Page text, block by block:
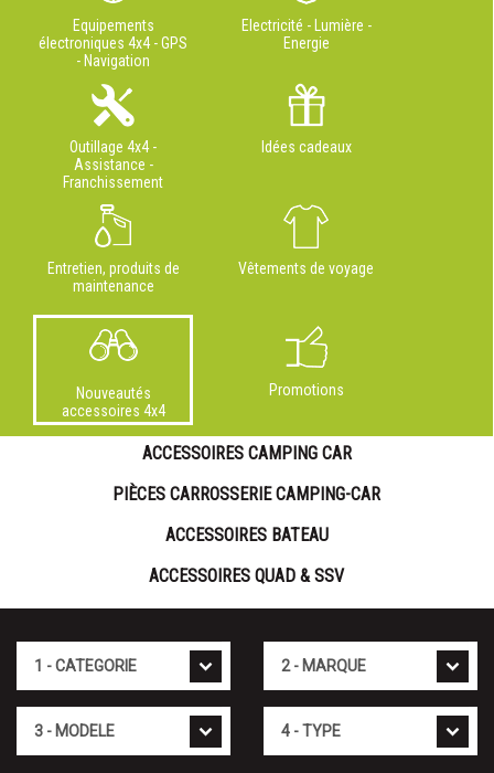
Equipements
électroniques 4x4 - GPS
- Navigation
Electricité - Lumière -
Energie
Outillage 4x4 -
Assistance -
Franchissement
Idées cadeaux
Entretien, produits de
maintenance
Vêtements de voyage
Nouveautés
accessoires 4x4
Promotions
ACCESSOIRES CAMPING CAR
PIÈCES CARROSSERIE CAMPING-CAR
ACCESSOIRES BATEAU
ACCESSOIRES QUAD & SSV